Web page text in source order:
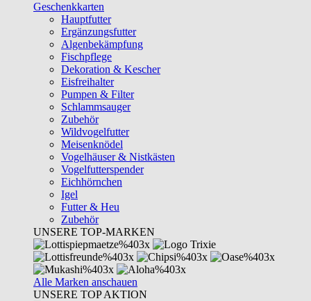
Geschenkkarten
Hauptfutter
Ergänzungsfutter
Algenbekämpfung
Fischpflege
Dekoration & Kescher
Eisfreihalter
Pumpen & Filter
Schlammsauger
Zubehör
Wildvogelfutter
Meisenknödel
Vogelhäuser & Nistkästen
Vogelfutterspender
Eichhörnchen
Igel
Futter & Heu
Zubehör
UNSERE TOP-MARKEN
Alle Marken anschauen
UNSERE TOP AKTION